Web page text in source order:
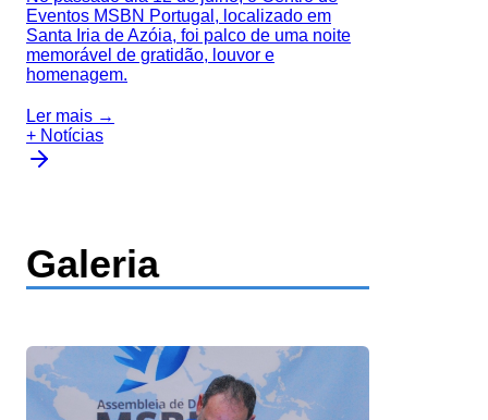
Eventos MSBN Portugal, localizado em
Santa Iria de Azóia, foi palco de uma noite
memorável de gratidão, louvor e
homenagem.
Ler mais →
+ Notícias
Galeria